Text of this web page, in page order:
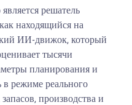
решатель
находящийся на
ИИ-движок, который
тысячи
планирования и
в режиме реального
производства и